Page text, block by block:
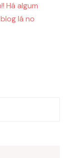
Há algum
lá no